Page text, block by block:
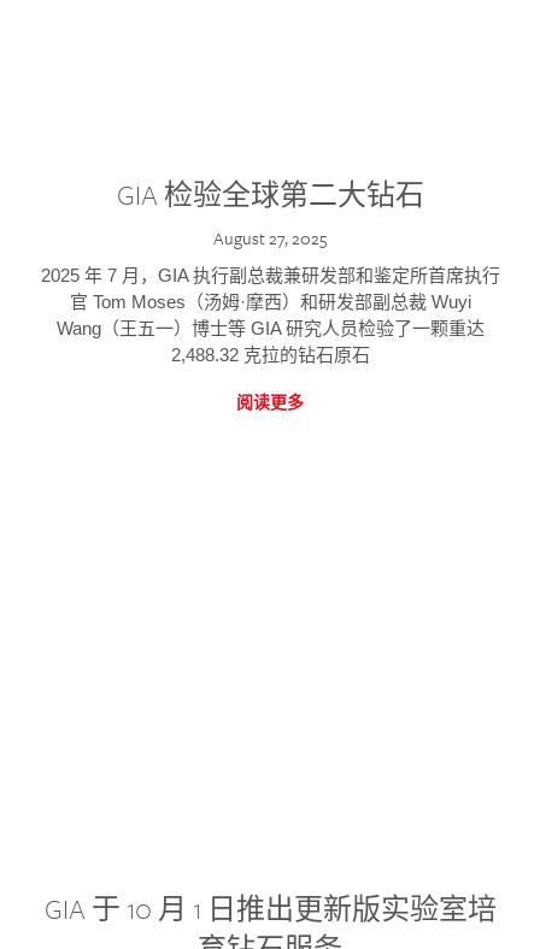
GIA 检验全球第二大钻石
August 27, 2025
2025 年 7 月，GIA 执行副总裁兼研发部和鉴定所首席执行
官 Tom Moses（汤姆·摩西）和研发部副总裁 Wuyi
Wang（王五一）博士等 GIA 研究人员检验了一颗重达
2,488.32 克拉的钻石原石
阅读更多
GIA 于 10 月 1 日推出更新版实验室培